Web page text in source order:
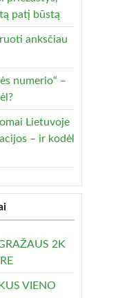
patį būstą
anksčiau
numerio“ –
Lietuvoje
– ir kodėl
2K
VIENO